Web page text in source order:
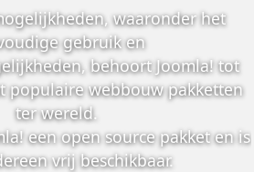
waaronder het
gebruik en
behoort Joomla! tot
populaire webbouw pakketten
ter wereld.
een open source pakket en is
vrij beschikbaar.